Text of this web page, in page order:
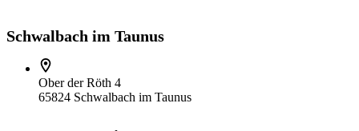
Schwalbach im Taunus
Ober der Röth 4
65824 Schwalbach im Taunus